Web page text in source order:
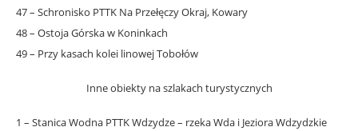
47 – Schronisko PTTK Na Przełęczy Okraj, Kowary
48 – Ostoja Górska w Koninkach
49 – Przy kasach kolei linowej Tobołów
Inne obiekty na szlakach turystycznych
1 – Stanica Wodna PTTK Wdzydze – rzeka Wda i Jeziora Wdzydzkie